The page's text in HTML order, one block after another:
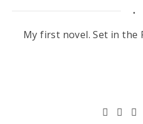
.
My first novel. Set in the